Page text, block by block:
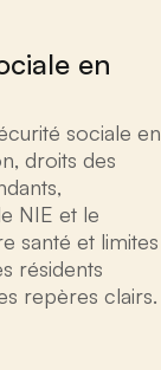
en
sociale en
droits des
NIE et le
santé et limites
résidents
repères clairs.